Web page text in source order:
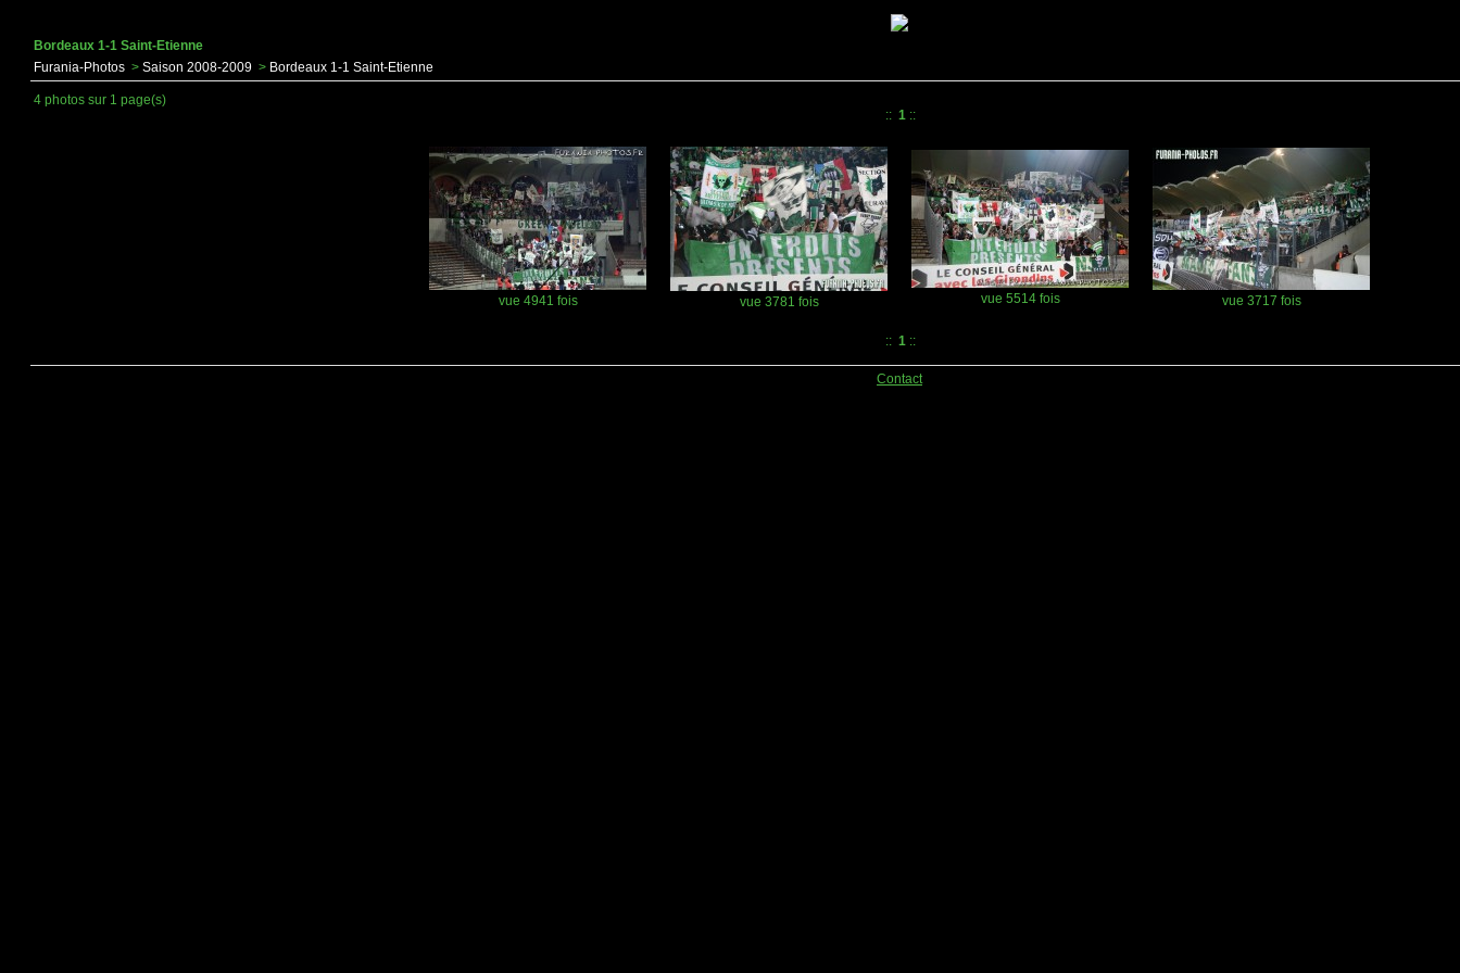
Bordeaux 1-1 Saint-Etienne
Furania-Photos > Saison 2008-2009 > Bordeaux 1-1 Saint-Etienne
4 photos sur 1 page(s)
:: 1::
vue 4941 fois vue 3781 fois vue 5514 fois vue 3717 fois
:: 1::
Contact